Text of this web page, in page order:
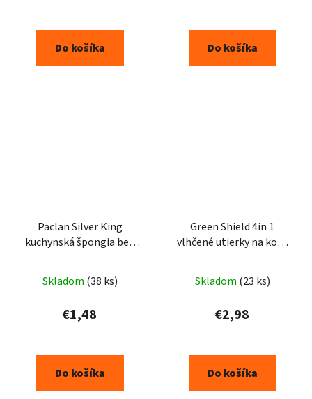
Do košíka Do košíka
Paclan Silver King
kuchynská špongia bez
Skladom (38 ks)
€1,48
Do košíka
Green Shield 4in 1
vlhčené utierky na kožu
Skladom (23 ks)
€2,98
Do košíka